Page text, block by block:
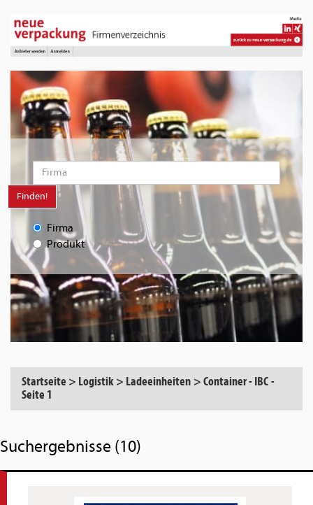
Finden!
Firma
Produkt
Startseite > Logistik > Ladeeinheiten >Container - IBC-
Seite 1
Suchergebnisse (10)